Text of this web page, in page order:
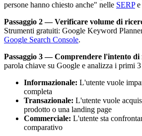
persone hanno chiesto anche" nelle SERPe
Passaggio 2 — Verificare volume di
Strumenti gratuiti: Google Keyword
Google Search Console.
Passaggio 3 — Comprendere l'intento di
parola chiave su Google e analizza i primi
Informazionale: L'utente vuole
completa
Transazionale: L'utente vuole
prodotto o una landing page
Commerciale: L'utente sta
comparativo